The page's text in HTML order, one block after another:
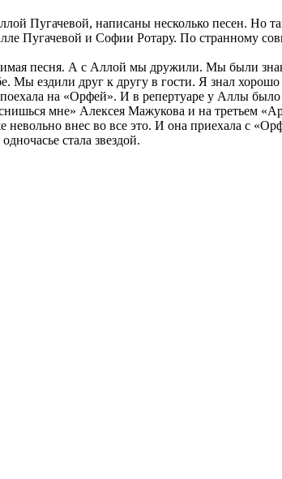
Пугачевой, написаны несколько песен. Но
Пугачевой и Софии Ротару. По странному
песня. А с Аллой мы дружили. Мы были
Мы ездили друг к другу в гости. Я знал
поехала на «Орфей». И в репертуаре у Аллы
мне» Алексея Мажукова и на третьем
невольно внес во все это. И она приехала с
стала звездой.